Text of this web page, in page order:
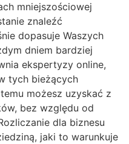
mniejszościowej
znaleźć
dopasuje Waszych
dniem bardziej
ekspertyzy online,
tych bieżących
możesz uzyskać z
bez względu od
dla biznesu
jaki to warunkuje